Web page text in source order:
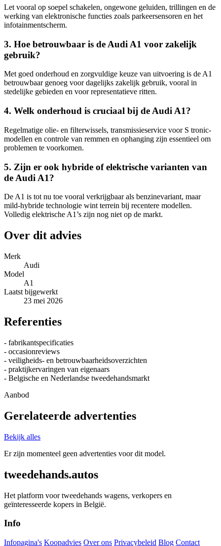
Let vooral op soepel schakelen, ongewone geluiden, trillingen en de
werking van elektronische functies zoals parkeersensoren en het
infotainmentscherm.
3. Hoe betrouwbaar is de Audi A1 voor zakelijk
gebruik?
Met goed onderhoud en zorgvuldige keuze van uitvoering is de A1
betrouwbaar genoeg voor dagelijks zakelijk gebruik, vooral in
stedelijke gebieden en voor representatieve ritten.
4. Welk onderhoud is cruciaal bij de Audi A1?
Regelmatige olie- en filterwissels, transmissieservice voor S tronic-
modellen en controle van remmen en ophanging zijn essentieel om
problemen te voorkomen.
5. Zijn er ook hybride of elektrische varianten van
de Audi A1?
De A1 is tot nu toe vooral verkrijgbaar als benzinevariant, maar
mild-hybride technologie wint terrein bij recentere modellen.
Volledig elektrische A1’s zijn nog niet op de markt.
Over dit advies
Merk
Audi
Model
A1
Laatst bijgewerkt
23 mei 2026
Referenties
- fabrikantspecificaties
- occasionreviews
- veiligheids- en betrouwbaarheidsoverzichten
- praktijkervaringen van eigenaars
- Belgische en Nederlandse tweedehandsmarkt
Aanbod
Gerelateerde advertenties
Bekijk alles
Er zijn momenteel geen advertenties voor dit model.
tweedehands.autos
Het platform voor tweedehands wagens, verkopers en
geïnteresseerde kopers in België.
Info
Infopagina's Koopadvies Over ons Privacybeleid Blog Contact